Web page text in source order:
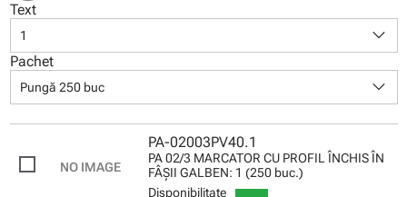
Text
1 keyboard_arrow_down
Pachet
Pungă 250 buc keyboard_arrow_down
PA-02003PV40.1
PA 02/3 MARCATOR CU PROFIL ÎNCHIS ÎN
FÂŞII GALBEN: 1 (250 buc.)
Disponibilitate